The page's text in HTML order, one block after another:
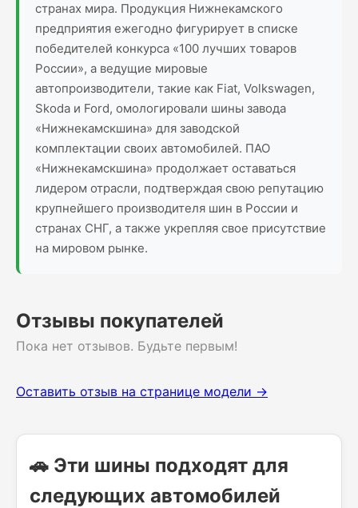
странах мира. Продукция Нижнекамского
предприятия ежегодно фигурирует в списке
победителей конкурса «100 лучших товаров
России», а ведущие мировые
автопроизводители, такие как Fiat, Volkswagen,
Skoda и Ford, омологировали шины завода
«Нижнекамскшина» для заводской
комплектации своих автомобилей. ПАО
«Нижнекамскшина» продолжает оставаться
лидером отрасли, подтверждая свою репутацию
крупнейшего производителя шин в России и
странах СНГ, а также укрепляя свое присутствие
на мировом рынке.
Отзывы покупателей
Пока нет отзывов. Будьте первым!
Оставить отзыв на странице модели →
🚗 Эти шины подходят для
следующих автомобилей